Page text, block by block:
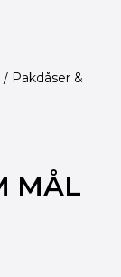
/ Pakdåser &
MÅL